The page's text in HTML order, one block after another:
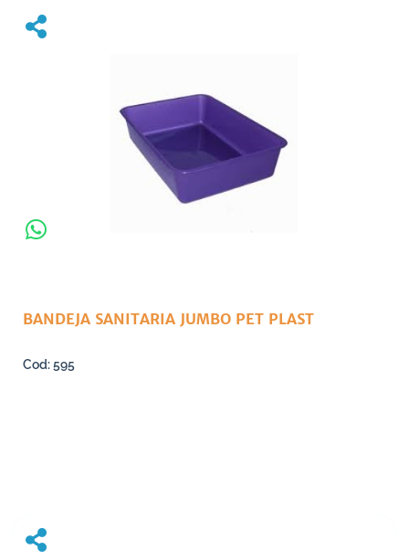
BANDEJA SANITARIA JUMBO PET PLAST
595